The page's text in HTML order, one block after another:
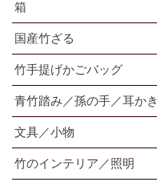
箱
国産竹ざる
竹手提げかごバッグ
青竹踏み／孫の手／耳かき
文具／小物
竹のインテリア／照明